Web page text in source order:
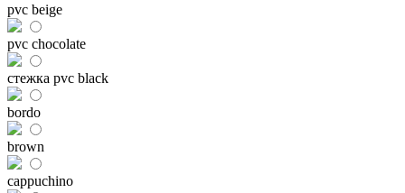
pvc beige
pvc chocolate
стежка pvc black
bordo
brown
cappuchino